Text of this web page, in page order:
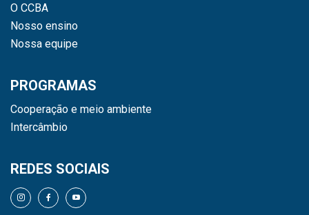
O CCBA
Nosso ensino
Nossa equipe
PROGRAMAS
Cooperação e meio ambiente
Intercâmbio
REDES SOCIAIS